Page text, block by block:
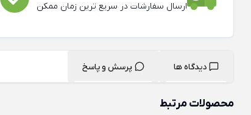
ارسال سفارشات در سریع ترین زمان ممکن
دیدگاه ها پرسش و پاسخ
محصولات مرتبط